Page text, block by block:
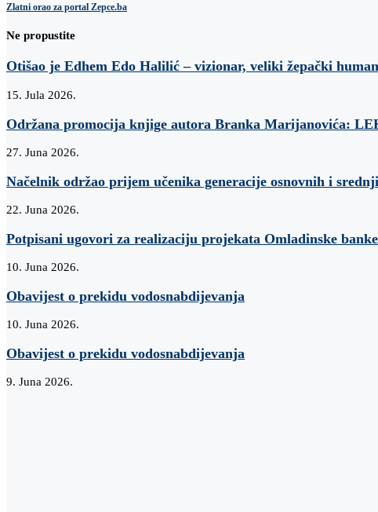
Zlatni orao za portal Zepce.ba
Ne propustite
Otišao je Edhem Edo Halilić – vizionar, veliki žepački
15. Jula 2026.
Održana promocija knjige autora Branka Marijanovića:
27. Juna 2026.
Načelnik održao prijem učenika generacije osnovnih i
22. Juna 2026.
Potpisani ugovori za realizaciju projekata Omladinske
10. Juna 2026.
Obavijest o prekidu vodosnabdijevanja
10. Juna 2026.
Obavijest o prekidu vodosnabdijevanja
9. Juna 2026.